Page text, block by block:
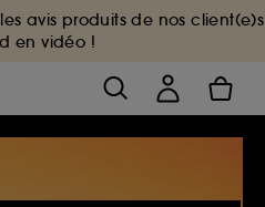
avis produits de nos client(e)s
en vidéo !